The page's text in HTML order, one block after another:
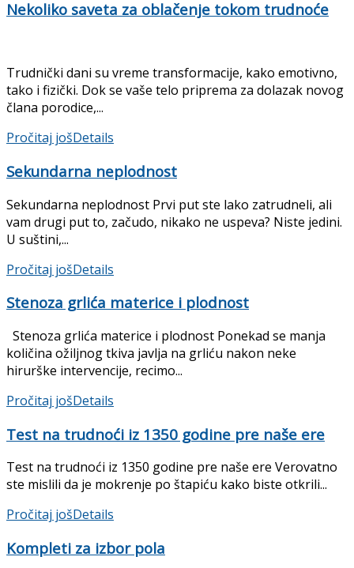
Nekoliko saveta za oblačenje tokom trudnoće
Trudnički dani su vreme transformacije, kako emotivno,
tako i fizički. Dok se vaše telo priprema za dolazak novog
člana porodice,...
Pročitaj jošDetails
Sekundarna neplodnost
Sekundarna neplodnost Prvi put ste lako zatrudneli, ali
vam drugi put to, začudo, nikako ne uspeva? Niste jedini.
U suštini,...
Pročitaj jošDetails
Stenoza grlića materice i plodnost
Stenoza grlića materice i plodnost Ponekad se manja
količina ožiljnog tkiva javlja na grliću nakon neke
hirurške in­tervencije, recimo...
Pročitaj jošDetails
Test na trudnoći iz 1350 godine pre naše ere
Test na trudnoći iz 1350 godine pre naše ere Verovatno
ste mislili da je mokrenje po štapiću kako biste otkrili...
Pročitaj jošDetails
Kompleti za izbor pola